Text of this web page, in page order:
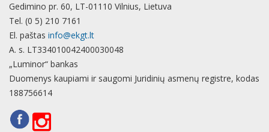
Gedimino pr. 60, LT-01110 Vilnius, Lietuva
Tel. (0 5) 210 7161
El. paštas info@ekgt.lt
A. s. LT334010042400030048
„Luminor“ bankas
Duomenys kaupiami ir saugomi Juridinių asmenų registre, kodas
188756614